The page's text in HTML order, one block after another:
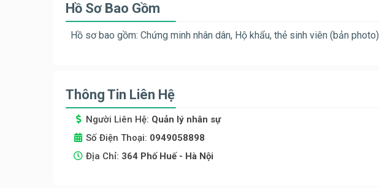
Hồ Sơ Bao Gồm
Hồ sơ bao gồm: Chứng minh nhân dân, Hộ khẩu, thẻ sinh viên (bản photo)
Thông Tin Liên Hệ
Người Liên Hệ: Quản lý nhân sự
Số Điện Thoại: 0949058898
Địa Chỉ: 364 Phố Huế - Hà Nội